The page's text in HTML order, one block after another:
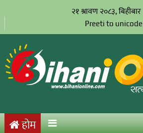
२१ श्रावण २०८३, बिहीबार
Preeti to unicode
होम